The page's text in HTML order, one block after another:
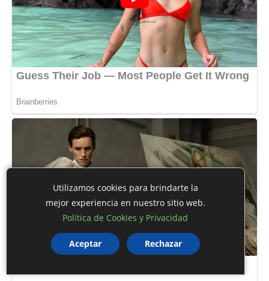
Utilizamos cookies para brindarte la
mejor experiencia en nuestro sitio web.
Política de Cookies y Privacidad
Aceptar Rechazar